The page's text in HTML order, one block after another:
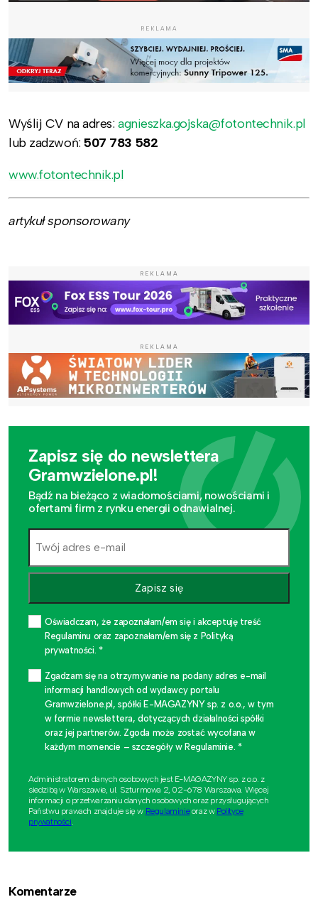
REKLAMA
Wyślij CV na adres:agnieszka.gojska@fotontechnik.pl
lub zadzwoń:507 783 582
www.fotontechnik.pl
artykuł sponsorowany
REKLAMA
REKLAMA
Zapisz się do newslettera
Gramwzielone.pl!
Bądź na bieżąco z wiadomościami, nowościami i
ofertami firm z rynku energii odnawialnej.
Zapisz się
Oświadczam, że zapoznałam/em się i akceptuję treść
Regulaminu oraz zapoznałam/em się z Polityką
prywatności. *
Zgadzam się na otrzymywanie na podany adres e-mail
informacji handlowych od wydawcy portalu
Gramwzielone.pl, spółki E-MAGAZYNY sp. z o.o., w tym
w formie newslettera, dotyczących działalności spółki
oraz jej partnerów. Zgoda może zostać wycofana w
każdym momencie – szczegóły w Regulaminie. *
Administratorem danych osobowych jest E-MAGAZYNY sp. z o.o. z
siedzibą w Warszawie, ul. Szturmowa 2, 02-678 Warszawa. Więcej
informacji o przetwarzaniu danych osobowych oraz przysługujących
Państwu prawach znajduje się w Regulaminieoraz w Polityce
prywatności.
Komentarze